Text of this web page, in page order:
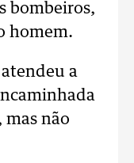
bombeiros,
homem.
a
mas não